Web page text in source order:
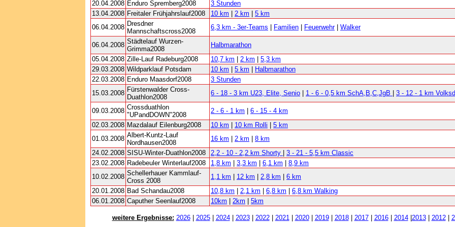
20.04.2008 Enduro Spremberg2008
3 Stunden
13.04.2008 Freitaler Frühjahrslauf2008 10 km 2 km
5 km
06.04.2008 Dresdner
Mannschaftscross2008
6,3 km - 3er-Teams Familien Feuerwehr| Walker
06.04.2008 Städtelauf Wurzen-
Grimma2008
Halbmarathon
05.04.2008 Zille-Lauf Radeburg2008 10,7 km 2 km
5,3 km
29.03.2008 Wildparklauf Potsdam 10 km 5 km
Halbmarathon
22.03.2008 Enduro Maasdorf2008
3 Stunden
15.03.2008 Fürstenwalder Cross-
Duathlon2008
6 - 18 - 3 km U23, Elite, Senio 1 - 6 - 0,5 km SchA,B,C,JgB 3 - 12 - 1 km
09.03.2008 Crossduathlon
"UPandDOWN"2008
2 - 6 - 1 km
6 - 15 - 4 km
02.03.2008 Mazdalauf Eilenburg2008 10 km 10 km Rolli
5 km
01.03.2008 Albert-Kuntz-Lauf
Nordhausen2008
16 km 2 km
8 km
24.02.2008 SISU-Winter-Duathlon2008 2,2 - 10 - 2,2 km Shorty
3 - 21 - 5,5 km Classic
23.02.2008 Radebeuler Winterlauf2008 1,8 km 3,3 km 6,1 km
8,9 km
10.02.2008 Schellerhauer Kammlauf-
Cross 2008
1,1 km 12 km 2,8 km
6 km
20.01.2008 Bad Schandau2008 10,8 km 2,1 km 6,8 km
6,8 km Walking
06.01.2008 Caputher Seenlauf2008 10km 2km 5km
weitere Ergebnisse: 2026| 2025| 2024| 2023| 2022| 2021| 2020| 2019| 2018| 2017| 2016| 2014| 2013| 2012|